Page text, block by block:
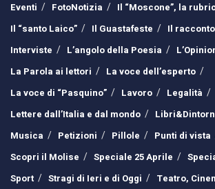
Eventi
FotoNotizia
Il “Moscone”, la
Il “santo Laico”
Il Guastafeste
Il
Interviste
L’angolo della Poesia
La Parola ai lettori
La voce dell’esperto
La voce di “Pasquino”
Lavoro
Legalità
Lettere dall’Italia e dal mondo
Musica
Petizioni Pillole Punti di vista
Scopri il Molise
Speciale 25 Aprile
Sport
Stragi di Ieri e di Oggi
Teatro,